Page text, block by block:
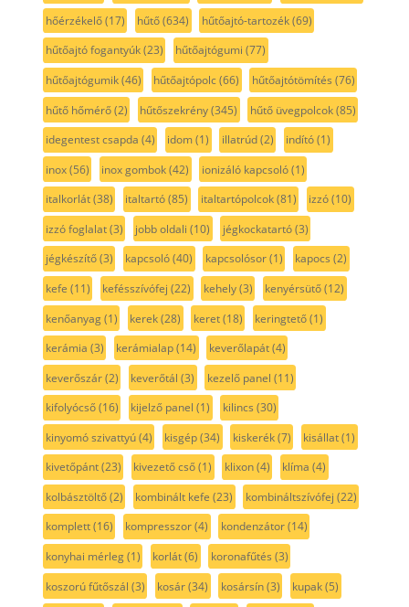
hőérzékelő(17) hűtő(634) hűtőajtó-tartozék(69)
hűtőajtó fogantyúk(23) hűtőajtógumi (77)
hűtőajtógumik(46) hűtőajtópolc(66) hűtőajtótömítés (76)
hűtő hőmérő(2) hűtőszekrény(345) hűtő üvegpolcok(85)
idegentest csapda (4) idom(1) illatrúd(2) indító(1)
inox(56) inox gombok(42) ionizáló kapcsoló(1)
italkorlát(38) italtartó(85) italtartópolcok(81) izzó(10)
izzó foglalat(3) jobb oldali (10) jégkockatartó(3)
jégkészítő(3) kapcsoló(40) kapcsolósor(1) kapocs (2)
kefe (11) kefésszívófej (22) kehely(3) kenyérsütő(12)
kenőanyag(1) kerek(28) keret(18) keringtető(1)
kerámia (3) kerámialap(14) keverőlapát(4)
keverőszár(2) keverőtál (3) kezelő panel (11)
kifolyócső(16) kijelző panel (1) kilincs (30)
kinyomó szivattyú(4) kisgép(34) kiskerék(7) kisállat(1)
kivetőpánt(23) kivezető cső(1) klixon(4) klíma (4)
kolbásztöltő(2) kombinált kefe (23) kombináltszívófej (22)
komplett(16) kompresszor(4) kondenzátor(14)
konyhai mérleg(1) korlát(6) koronafűtés (3)
koszorú fűtőszál (3) kosár(34) kosársín(3) kupak(5)